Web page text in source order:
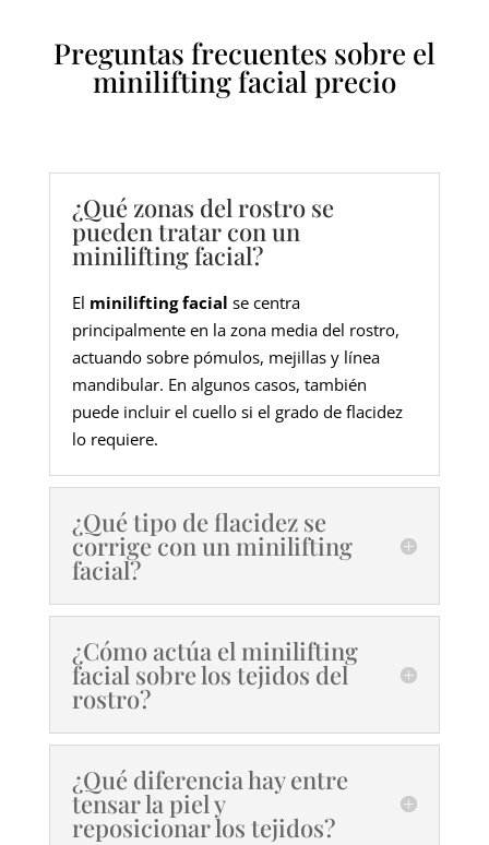
Preguntas frecuentes sobre el
minilifting facial precio
¿Qué zonas del rostro se
pueden tratar con un
minilifting facial?
El minilifting facial se centra
principalmente en la zona media del rostro,
actuando sobre pómulos, mejillas y línea
mandibular. En algunos casos, también
puede incluir el cuello si el grado de flacidez
lo requiere.
¿Qué tipo de flacidez se
corrige con un minilifting
facial?
¿Cómo actúa el minilifting
facial sobre los tejidos del
rostro?
¿Qué diferencia hay entre
tensar la piel y
reposicionar los tejidos?